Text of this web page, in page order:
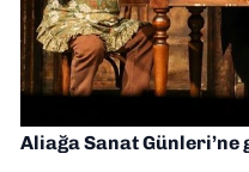
Aliağa Sanat